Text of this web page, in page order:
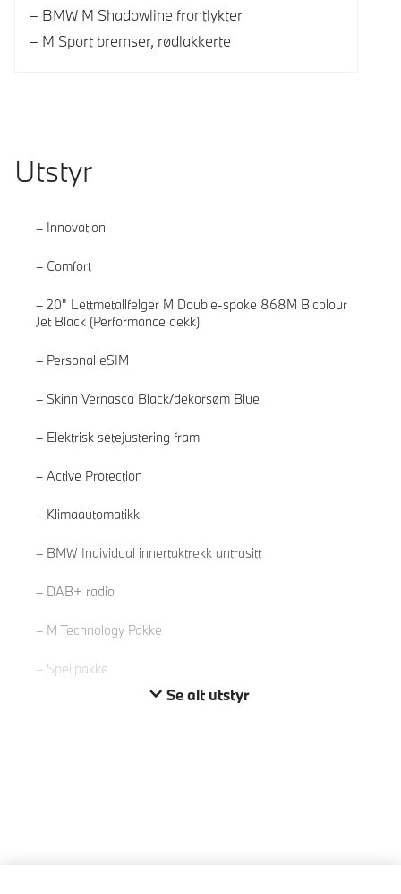
BMW M Shadowline frontlykter
M Sport bremser, rødlakkerte
Utstyr
Innovation
Comfort
20" Lettmetallfelger M Double-spoke 868M Bicolour
Jet Black (Performance dekk)
Personal eSIM
Skinn Vernasca Black/dekorsøm Blue
Elektrisk setejustering fram
Active Protection
Klimaautomatikk
BMW Individual innertaktrekk antrasitt
DAB+ radio
M Technology Pakke
Speilpakke
Se alt utstyr
Les mer